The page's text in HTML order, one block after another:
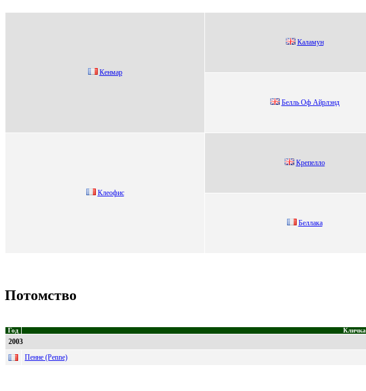
Кенмаp
Каламун
Белль Oф Айpлэнд
Клeофис
Крeпeлло
Беллака
Потомство
Год Кличка
2003
Пенне (Penne)